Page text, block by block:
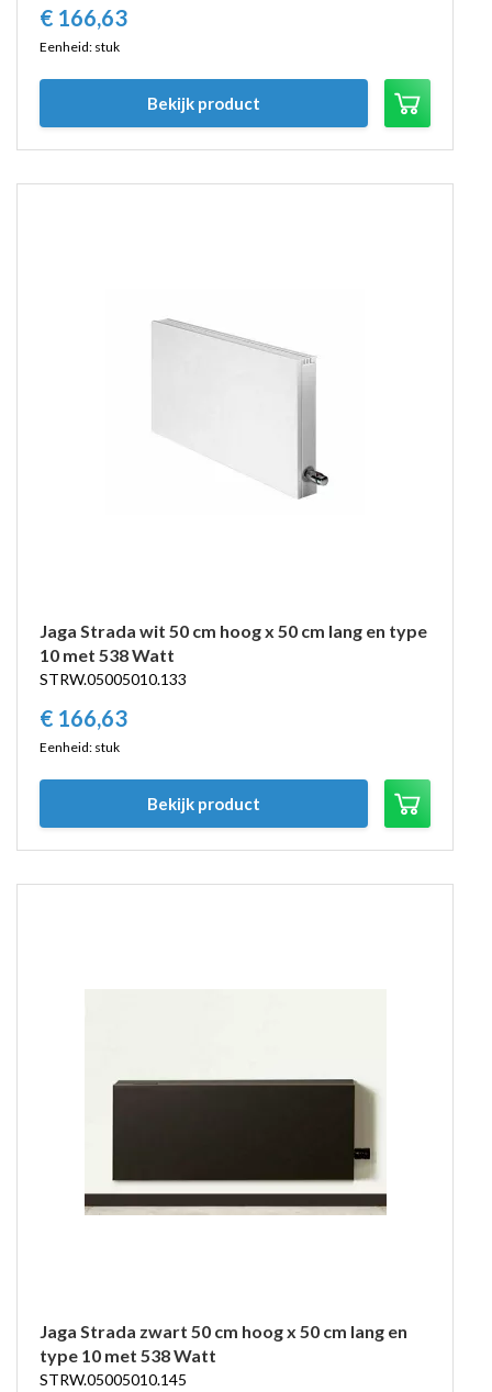
€ 166,63
Eenheid: stuk
Bekijk product
Jaga Strada wit 50 cm hoog x 50 cm lang en type
10 met 538 Watt
STRW.05005010.133
€ 166,63
Eenheid: stuk
Bekijk product
Jaga Strada zwart 50 cm hoog x 50 cm lang en
type 10 met 538 Watt
STRW.05005010.145